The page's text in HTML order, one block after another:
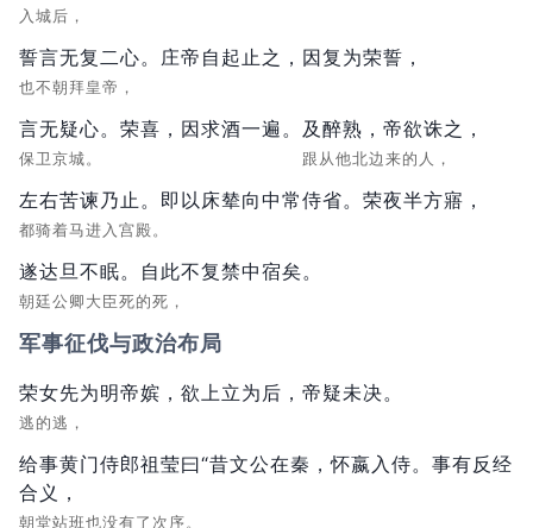
入城后，
誓言无复二心。庄帝自起止之，因复为荣誓，
也不朝拜皇帝，
言无疑心。荣喜，因求酒一遍。
保卫京城。
及醉熟，帝欲诛之，
跟从他北边来的人，
左右苦谏乃止。即以床辇向中常侍省。荣夜半方寤，
都骑着马进入宫殿。
遂达旦不眠。自此不复禁中宿矣。
朝廷公卿大臣死的死，
军事征伐与政治布局
荣女先为明帝嫔，欲上立为后，帝疑未决。
逃的逃，
给事黄门侍郎祖莹曰“昔文公在秦，怀嬴入侍。事有反经
合义，
朝堂站班也没有了次序。